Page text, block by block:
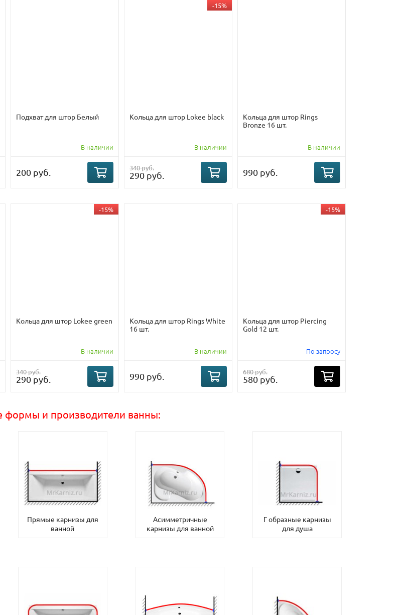
Подхват для штор Белый
В наличии
200 руб.
-15%
Кольца для штор Lokee black
В наличии
340 руб.
290 руб.
Кольца для штор Rings
Bronze 16 шт.
В наличии
990 руб.
-15%
Кольца для штор Lokee green
В наличии
340 руб.
290 руб.
Кольца для штор Rings White
16 шт.
В наличии
990 руб.
-15%
Кольца для штор Piercing
Gold 12 шт.
По запросу
680 руб.
580 руб.
формы и производители ванны:
Прямые карнизы для
ванной
Асимметричные
карнизы для ванной
Г образные карнизы
для душа